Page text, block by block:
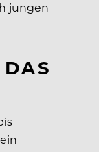
jungen